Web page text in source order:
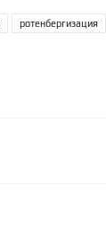
ротенбергизация